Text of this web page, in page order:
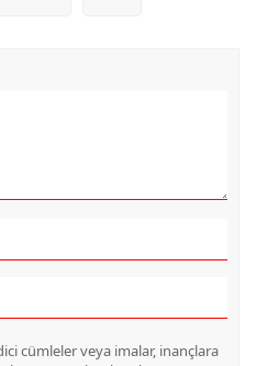
cümleler veya imalar, inançlara